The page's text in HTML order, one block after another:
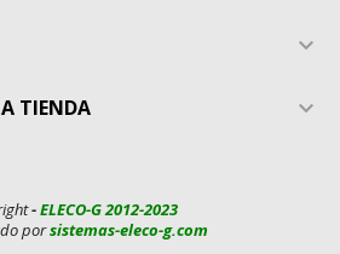

TIENDA 
-ELECO-G 2012-2023
porsistemas-eleco-g.com